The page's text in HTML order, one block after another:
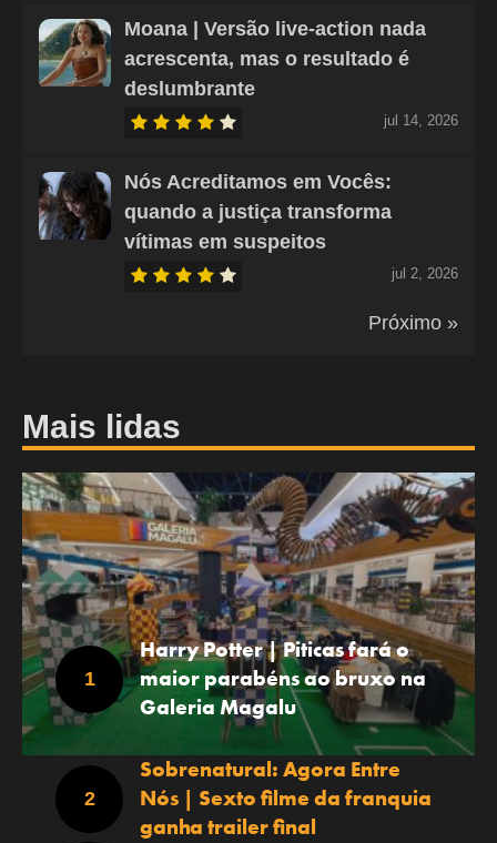
Moana | Versão live-action nada
acrescenta, mas o resultado é
deslumbrante
jul 14, 2026
Nós Acreditamos em Vocês:
quando a justiça transforma
vítimas em suspeitos
jul 2, 2026
Próximo »
Mais lidas
Harry Potter | Piticas fará o
maior parabéns ao bruxo na
Galeria Magalu
Sobrenatural: Agora Entre
Nós | Sexto filme da franquia
ganha trailer final